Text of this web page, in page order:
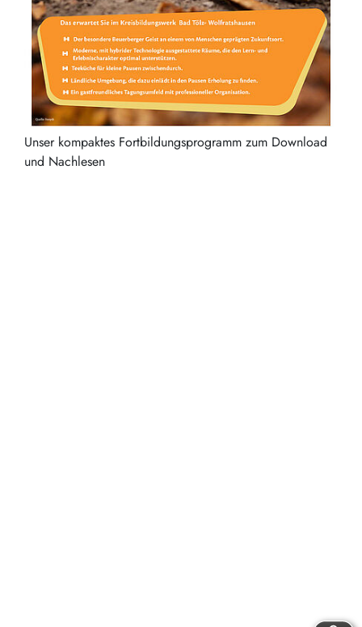
Unser kompaktes Fortbildungsprogramm zum Download
und Nachlesen